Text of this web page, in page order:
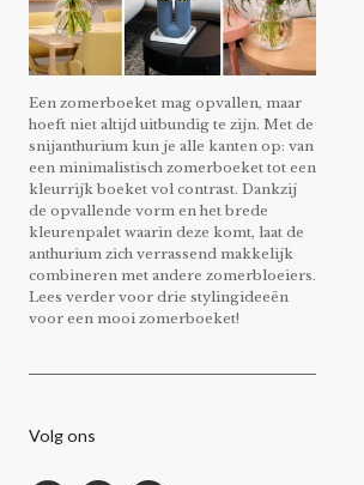
Een zomerboeket mag opvallen, maar
hoeft niet altijd uitbundig te zijn. Met de
snijanthurium kun je alle kanten op: van
een minimalistisch zomerboeket tot een
kleurrijk boeket vol contrast. Dankzij
de opvallende vorm en het brede
kleurenpalet waarin deze komt, laat de
anthurium zich verrassend makkelijk
combineren met andere zomerbloeiers.
Lees verder voor drie stylingideeën
voor een mooi zomerboeket!
Volg ons